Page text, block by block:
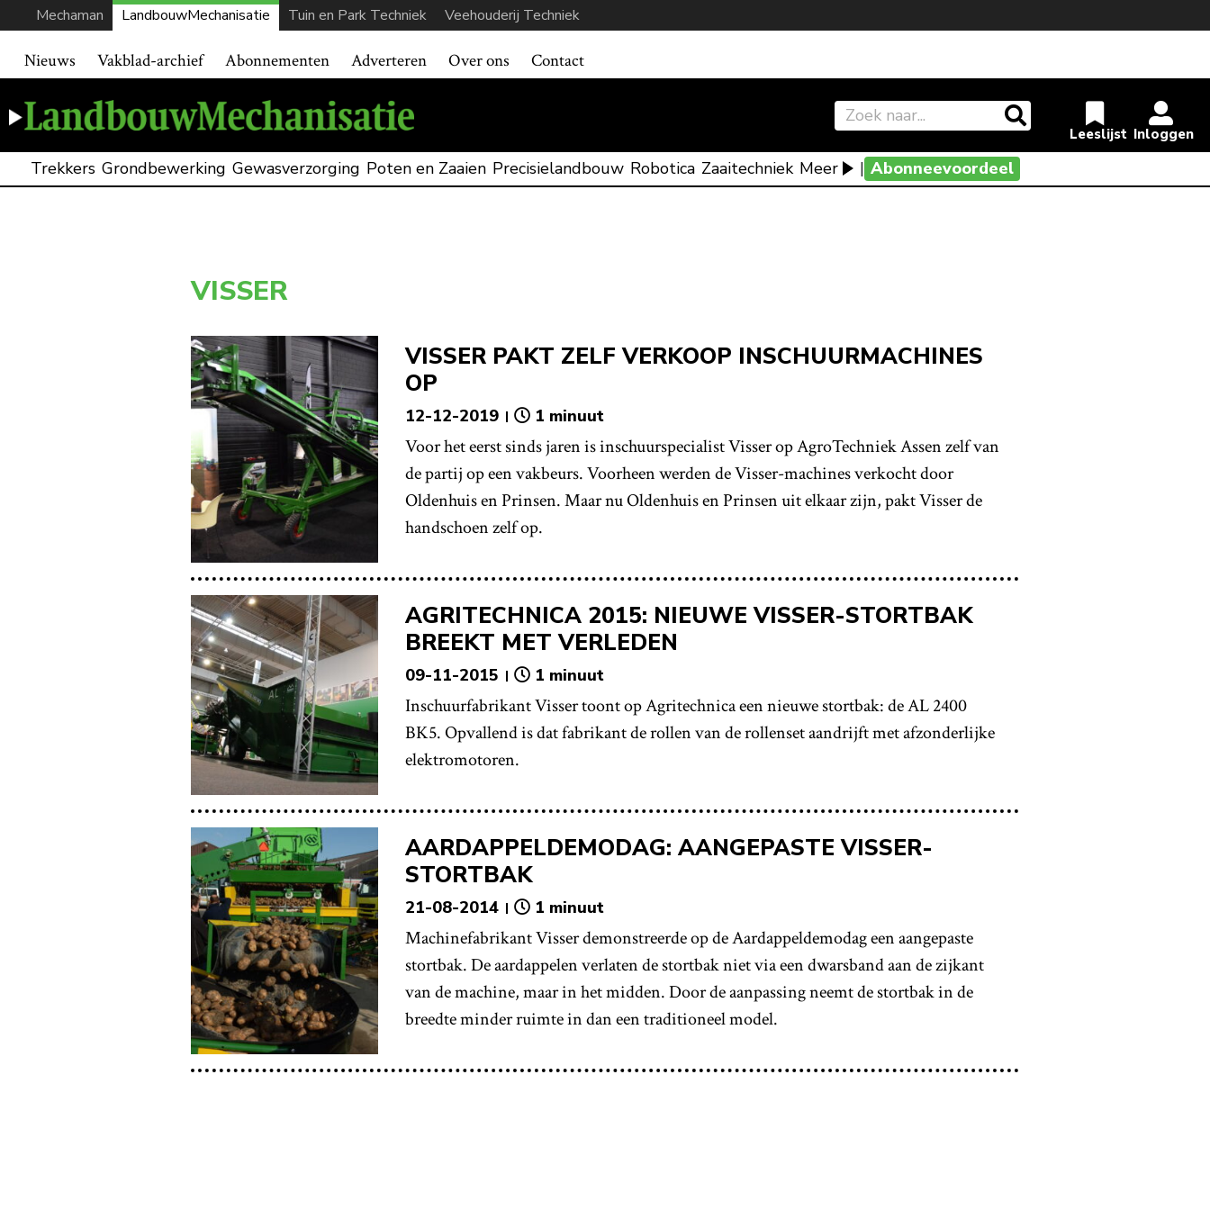
Mechaman LandbouwMechanisatie Tuin en Park Techniek Veehouderij Techniek
Nieuws Vakblad-archief Abonnementen Adverteren Over ons Contact
Trekkers Grondbewerking Gewasverzorging Poten en Zaaien Precisielandbouw Robotica Zaaitechniek Meer | Abonneevoordeel
VISSER
VISSER PAKT ZELF VERKOOP INSCHUURMACHINES
OP
12-12-2019 1 minuut
Voor het eerst sinds jaren is inschuurspecialist Visser op AgroTechniek Assen zelf van
de partij op een vakbeurs. Voorheen werden de Visser-machines verkocht door
Oldenhuis en Prinsen. Maar nu Oldenhuis en Prinsen uit elkaar zijn, pakt Visser de
handschoen zelf op.
AGRITECHNICA 2015: NIEUWE VISSER-STORTBAK
BREEKT MET VERLEDEN
09-11-2015 1 minuut
Inschuurfabrikant Visser toont op Agritechnica een nieuwe stortbak: de AL 2400
BK5. Opvallend is dat fabrikant de rollen van de rollenset aandrijft met afzonderlijke
elektromotoren.
AARDAPPELDEMODAG: AANGEPASTE VISSER-
STORTBAK
21-08-2014 1 minuut
Machinefabrikant Visser demonstreerde op de Aardappeldemodag een aangepaste
stortbak. De aardappelen verlaten de stortbak niet via een dwarsband aan de zijkant
van de machine, maar in het midden. Door de aanpassing neemt de stortbak in de
breedte minder ruimte in dan een traditioneel model.